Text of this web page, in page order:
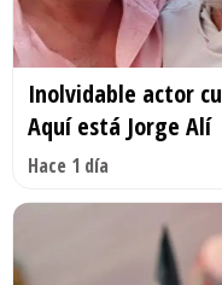
Inolvidable actor
Aquí está Jorge Alí
Hace 1 día